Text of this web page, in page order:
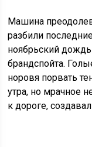
Машина
разбили
ноябрьский дождь
брандспойта.
норовя порвать
утра, но мрачное
к дороге,